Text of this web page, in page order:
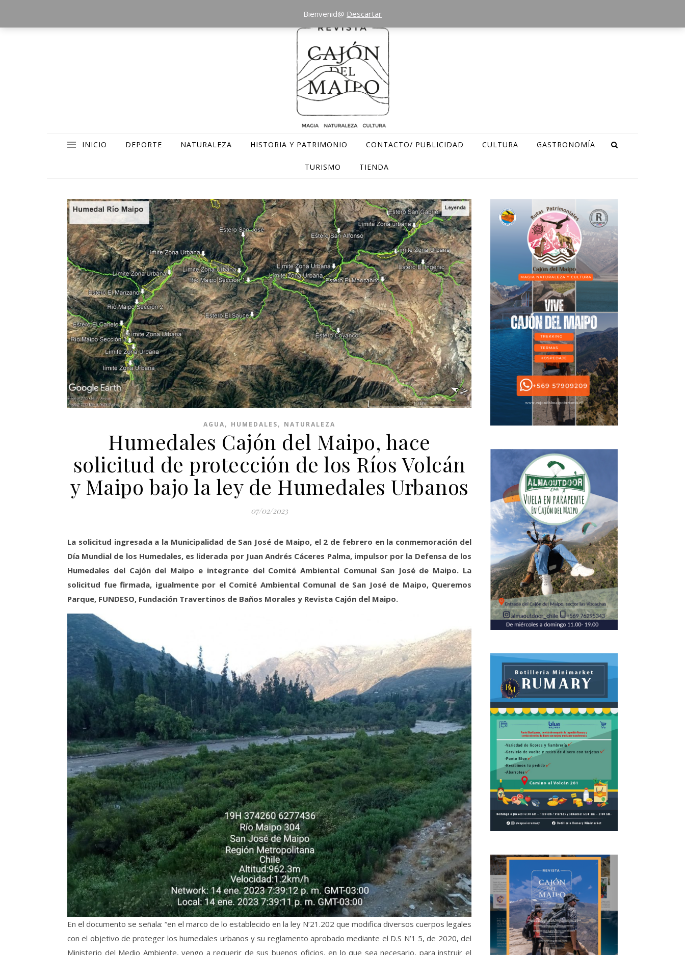
INICIO DEPORTE NATURALEZA HISTORIA Y PATRIMONIO CONTACTO/ PUBLICIDAD CULTURA GASTRONOMÍA
TURISMO TIENDA
AGUA, HUMEDALES, NATURALEZA
Humedales Cajón del Maipo, hace
solicitud de protección de los Ríos Volcán
y Maipo bajo la ley de Humedales Urbanos
07/02/2023
La solicitud ingresada a la Municipalidad de San José de Maipo, el 2 de febrero en la conmemoración del
Día Mundial de los Humedales, es liderada por Juan Andrés Cáceres Palma, impulsor por la Defensa de los
Humedales del Cajón del Maipo e integrante del Comité Ambiental Comunal San José de Maipo. La
solicitud fue firmada, igualmente por el Comité Ambiental Comunal de San José de Maipo, Queremos
Parque, FUNDESO, Fundación Travertinos de Baños Morales y Revista Cajón del Maipo.
En el documento se señala: “en el marco de lo establecido en la ley N’21.202 que modifica diversos cuerpos legales
con el objetivo de proteger los humedales urbanos y su reglamento aprobado mediante el D.S N’1 5, de 2020, del
Ministerio del Medio Ambiente, vengo a requerir de sus buenos oficios, en lo que sea necesario, para instruir el
Bienvenid@ Descartar